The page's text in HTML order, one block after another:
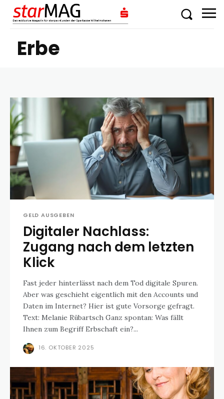
Erbe
GELD AUSGEBEN
Digitaler Nachlass:
Zugang nach dem letzten
Klick
Fast jeder hinterlässt nach dem Tod digitale Spuren.
Aber was geschieht eigentlich mit den Accounts und
Daten im Internet? Hier ist gute Vorsorge gefragt.
Text: Melanie Rübartsch Ganz spontan: Was fällt
Ihnen zum Begriff Erbschaft ein?...
16. OKTOBER 2025